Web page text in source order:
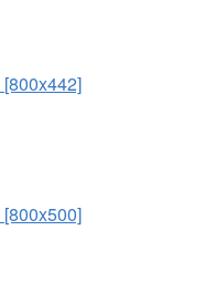
[800x442]
[800x500]